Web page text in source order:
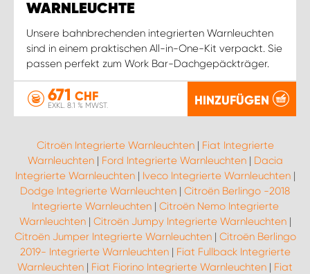
WARNLEUCHTE
Unsere bahnbrechenden integrierten Warnleuchten
sind in einem praktischen All-in-One-Kit verpackt. Sie
passen perfekt zum Work Bar-Dachgepäckträger.
671 CHF
EXKL. 8.1 % MWST. HINZUFÜGEN
Citroën Integrierte Warnleuchten| Fiat Integrierte
Warnleuchten| Ford Integrierte Warnleuchten| Dacia
Integrierte Warnleuchten| Iveco Integrierte Warnleuchten|
Dodge Integrierte Warnleuchten | Citroën Berlingo -2018
Integrierte Warnleuchten| Citroën Nemo Integrierte
Warnleuchten| Citroën Jumpy Integrierte Warnleuchten|
Citroën Jumper Integrierte Warnleuchten| Citroën Berlingo
2019- Integrierte Warnleuchten| Fiat Fullback Integrierte
Warnleuchten | Fiat Fiorino Integrierte Warnleuchten | Fiat